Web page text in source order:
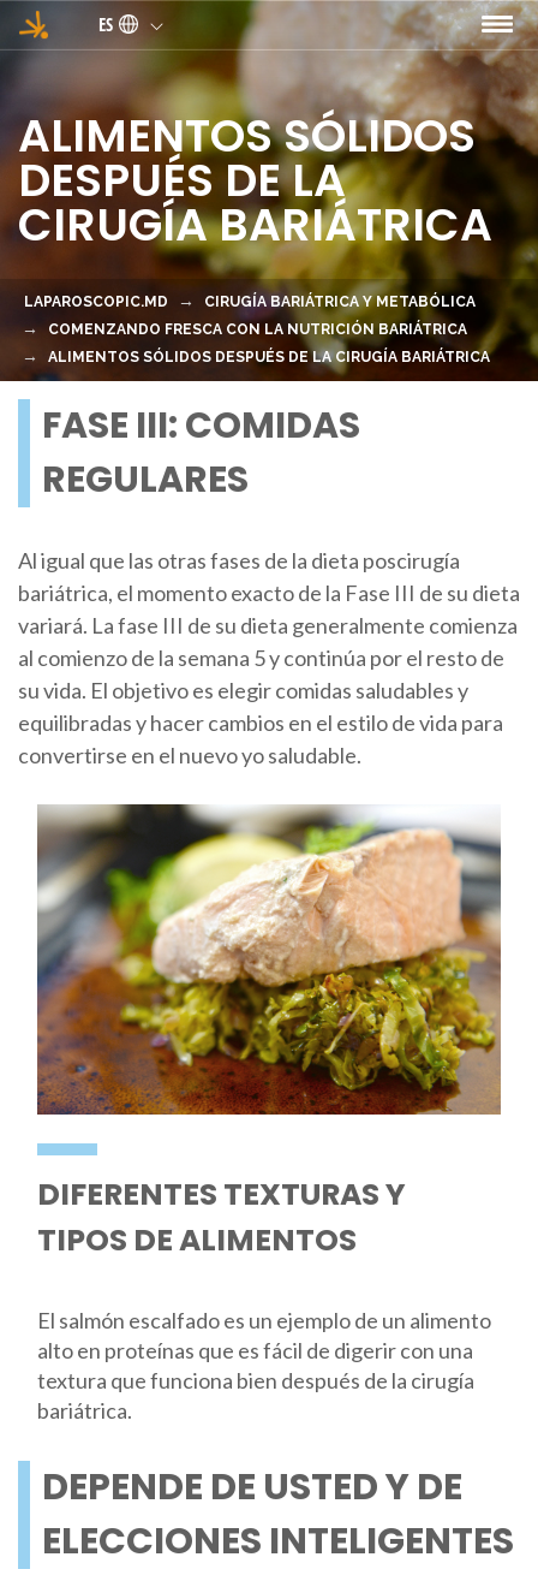
Pasar al contenido principal
ES
ALIMENTOS SÓLIDOS
DESPUÉS DE LA
CIRUGÍA BARIÁTRICA
LAPAROSCOPIC.MD
CIRUGÍA BARIÁTRICA Y METABÓLICA
COMENZANDO FRESCA CON LA NUTRICIÓN BARIÁTRICA
ALIMENTOS SÓLIDOS DESPUÉS DE LA CIRUGÍA BARIÁTRICA
FASE III: COMIDAS
REGULARES
Al igual que las otras fases de la dieta poscirugía
bariátrica, el momento exacto de la Fase III de su dieta
variará. La fase III de su dieta generalmente comienza
al comienzo de la semana 5 y continúa por el resto de
su vida. El objetivo es elegir comidas saludables y
equilibradas y hacer cambios en el estilo de vida para
convertirse en el nuevo yo saludable.
DIFERENTES TEXTURAS Y
TIPOS DE ALIMENTOS
El salmón escalfado es un ejemplo de un alimento
alto en proteínas que es fácil de digerir con una
textura que funciona bien después de la cirugía
bariátrica.
DEPENDE DE USTED Y DE
ELECCIONES INTELIGENTES